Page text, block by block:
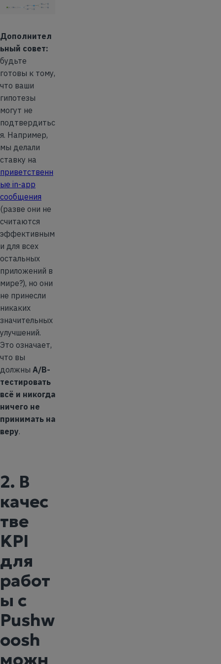
Дополнител
ьный совет:
будьте
готовы к тому,
что ваши
гипотезы
могут не
подтвердитьс
я. Например,
мы делали
ставку на
приветственн
ые in-app
сообщения
(разве они не
считаются
эффективным
и для всех
остальных
приложений в
мире?), но они
не принесли
никаких
значительных
улучшений.
Это означает,
что вы
должны A/B-
тестировать
всё и никогда
ничего не
принимать на
веру.
2. В
качес
тве
KPI
для
работ
ы с
Pushw
oosh
можн